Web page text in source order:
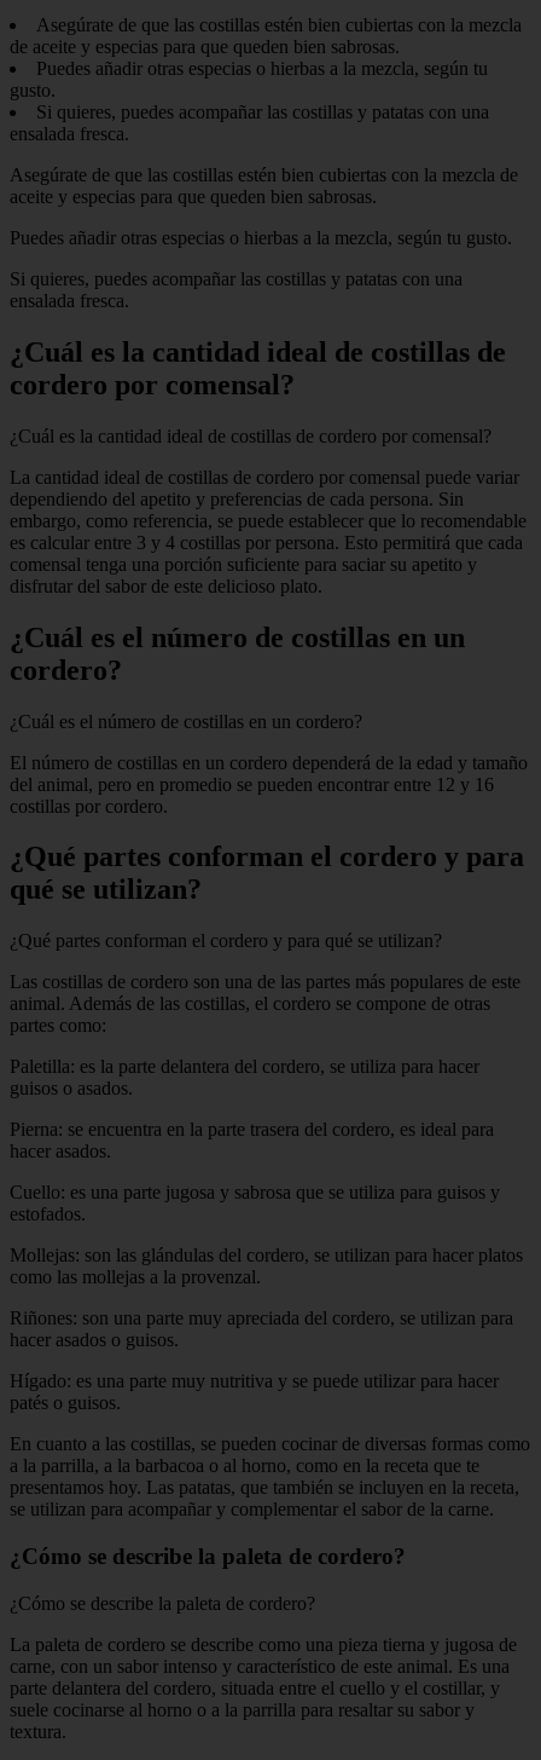
Asegúrate de que las costillas estén bien cubiertas con la mezcla
de aceite y especias para que queden bien sabrosas.
Puedes añadir otras especias o hierbas a la mezcla, según tu
gusto.
Si quieres, puedes acompañar las costillas y patatas con una
ensalada fresca.
Asegúrate de que las costillas estén bien cubiertas con la mezcla de
aceite y especias para que queden bien sabrosas.
Puedes añadir otras especias o hierbas a la mezcla, según tu gusto.
Si quieres, puedes acompañar las costillas y patatas con una
ensalada fresca.
¿Cuál es la cantidad ideal de costillas de
cordero por comensal?
¿Cuál es la cantidad ideal de costillas de cordero por comensal?
La cantidad ideal de costillas de cordero por comensal puede variar
dependiendo del apetito y preferencias de cada persona. Sin
embargo, como referencia, se puede establecer que lo recomendable
es calcular entre 3 y 4 costillas por persona. Esto permitirá que cada
comensal tenga una porción suficiente para saciar su apetito y
disfrutar del sabor de este delicioso plato.
¿Cuál es el número de costillas en un
cordero?
¿Cuál es el número de costillas en un cordero?
El número de costillas en un cordero dependerá de la edad y tamaño
del animal, pero en promedio se pueden encontrar entre 12 y 16
costillas por cordero.
¿Qué partes conforman el cordero y para
qué se utilizan?
¿Qué partes conforman el cordero y para qué se utilizan?
Las costillas de cordero son una de las partes más populares de este
animal. Además de las costillas, el cordero se compone de otras
partes como:
Paletilla: es la parte delantera del cordero, se utiliza para hacer
guisos o asados.
Pierna: se encuentra en la parte trasera del cordero, es ideal para
hacer asados.
Cuello: es una parte jugosa y sabrosa que se utiliza para guisos y
estofados.
Mollejas: son las glándulas del cordero, se utilizan para hacer platos
como las mollejas a la provenzal.
Riñones: son una parte muy apreciada del cordero, se utilizan para
hacer asados o guisos.
Hígado: es una parte muy nutritiva y se puede utilizar para hacer
patés o guisos.
En cuanto a las costillas, se pueden cocinar de diversas formas como
a la parrilla, a la barbacoa o al horno, como en la receta que te
presentamos hoy. Las patatas, que también se incluyen en la receta,
se utilizan para acompañar y complementar el sabor de la carne.
¿Cómo se describe la paleta de cordero?
¿Cómo se describe la paleta de cordero?
La paleta de cordero se describe como una pieza tierna y jugosa de
carne, con un sabor intenso y característico de este animal. Es una
parte delantera del cordero, situada entre el cuello y el costillar, y
suele cocinarse al horno o a la parrilla para resaltar su sabor y
textura.